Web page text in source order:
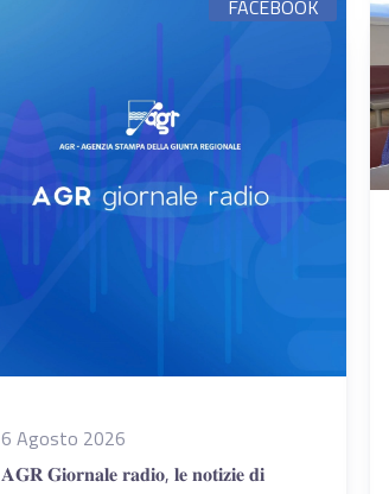
FACEBOOK
6 Agosto 2026
𝐀𝐆𝐑 𝐆𝐢𝐨𝐫𝐧𝐚𝐥𝐞 𝐫𝐚𝐝𝐢𝐨, 𝐥𝐞 𝐧𝐨𝐭𝐢𝐳𝐢𝐞 𝐝𝐢